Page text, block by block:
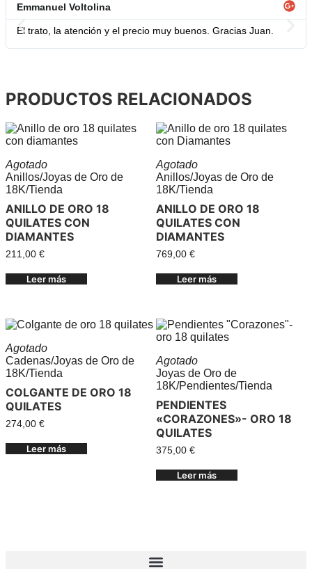
Emmanuel Voltolina
El trato, la atención y el precio muy buenos. Gracias Juan.
PRODUCTOS RELACIONADOS
Agotado
Anillos/Joyas de Oro de
18K/Tienda
ANILLO DE ORO 18
QUILATES CON
DIAMANTES
211,00 €
Leer más
Agotado
Anillos/Joyas de Oro de
18K/Tienda
ANILLO DE ORO 18
QUILATES CON
DIAMANTES
769,00 €
Leer más
Agotado
Cadenas/Joyas de Oro de
18K/Tienda
COLGANTE DE ORO 18
QUILATES
274,00 €
Leer más
Agotado
Joyas de Oro de
18K/Pendientes/Tienda
PENDIENTES
«CORAZONES»- ORO 18
QUILATES
375,00 €
Leer más